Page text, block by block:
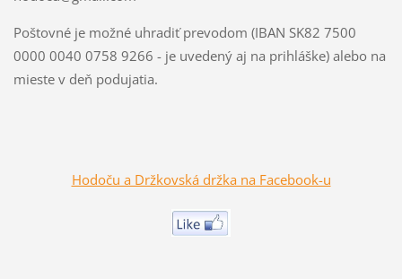
Poštovné je možné uhradiť prevodom (IBAN SK82 7500
0000 0040 0758 9266 - je uvedený aj na prihláške) alebo na
mieste v deň podujatia.
Hodoču a Držkovská držka na Facebook-u